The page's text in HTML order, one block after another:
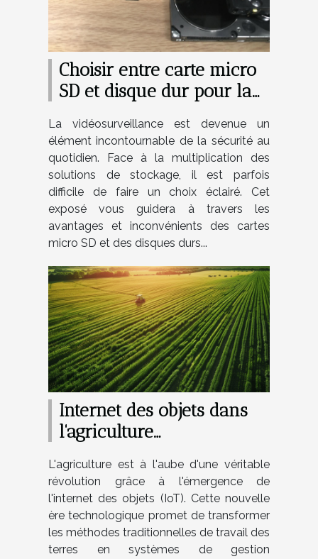
Choisir entre carte micro
SD et disque dur pour la
La vidéosurveillance est devenue un
élément incontournable de la sécurité au
quotidien. Face à la multiplication des
solutions de stockage, il est parfois
difficile de faire un choix éclairé. Cet
exposé vous guidera à travers les
avantages et inconvénients des cartes
micro SD et des disques durs...
Internet des objets dans
l'agriculture
intelligente des
exploitations
L'agriculture est à l'aube d'une véritable
révolution grâce à l'émergence de
l'internet des objets (IoT). Cette nouvelle
ère technologique promet de transformer
les méthodes traditionnelles de travail des
terres en systèmes de gestion